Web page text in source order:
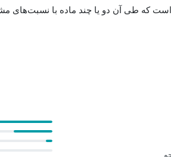
که طی آن دو یا چند ماده با نسبت‌های
هر آزمایش علمی است و دقت و صحت
می‌تواند نتایج را کاملاً تغییر دهد،